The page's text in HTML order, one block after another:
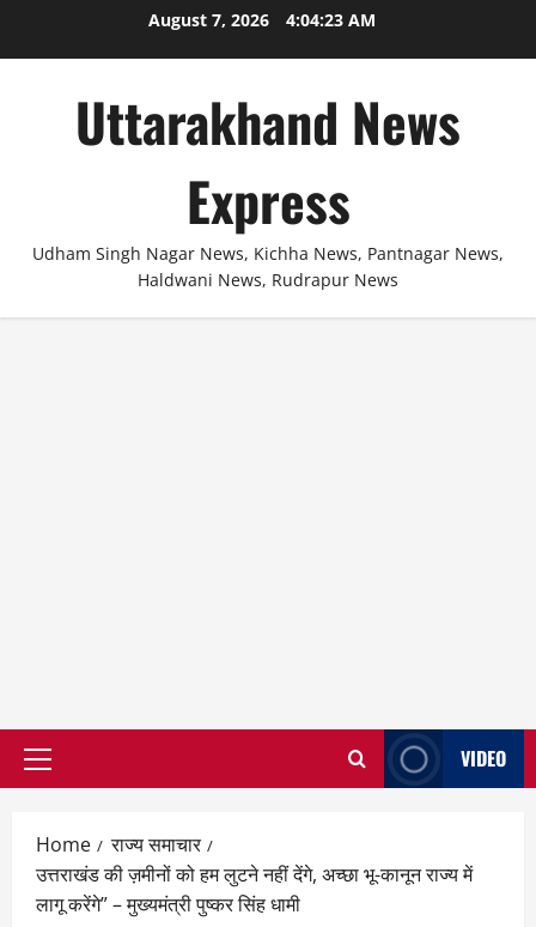
August 7, 2026 4:04:24 AM
Uttarakhand News
Express
Udham Singh Nagar News, Kichha News, Pantnagar News,
Haldwani News, Rudrapur News
Primary
VIDEO
Home
राज्य समाचार
उत्तराखंड की ज़मीनों को हम लुटने नहीं देंगे, अच्छा भू-कानून राज्य में
लागू करेंगे” – मुख्यमंत्री पुष्कर सिंह धामी